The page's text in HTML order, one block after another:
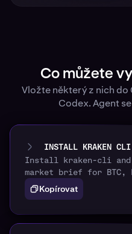
Co můžete
Vložte některý z nich do
Codex. Agent
INSTALL KRAKEN CLI
Install kraken-cli and
market brief for BTC,
Kopírovat